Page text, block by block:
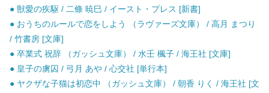
● 獣愛の疾駆 / 二條 暁巳 / イースト・プレス [新書]
● おうちのルールで恋をしよう （ラヴァーズ文庫） / 高月 まつり
/ 竹書房 [文庫]
● 卒業式 祝辞 （ガッシュ文庫） / 水壬 楓子 / 海王社 [文庫]
● 皇子の虜囚 / 弓月 あや / 心交社 [単行本]
● ヤクザな子猫は初恋中 （ガッシュ文庫） / 朝香 りく / 海王社 [文